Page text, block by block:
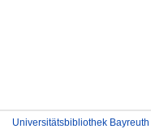
Universitätsbibliothek Bayreuth